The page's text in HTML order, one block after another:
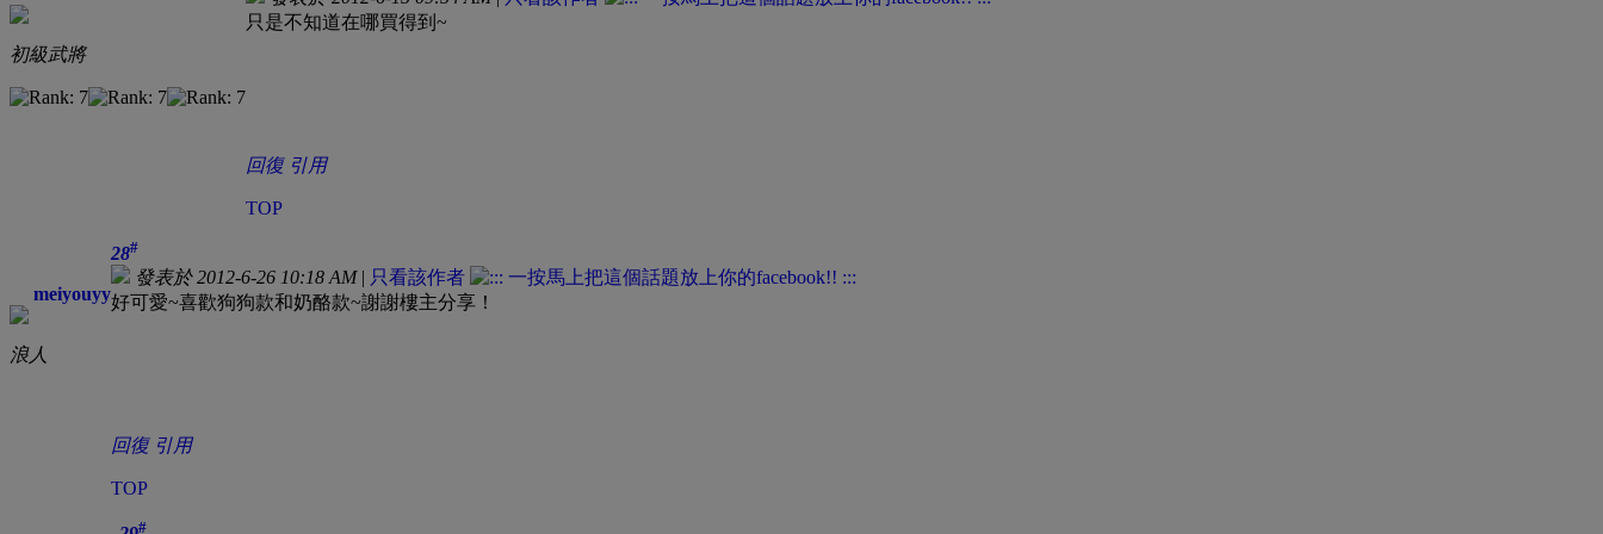
初級武將
只是不知道在哪買得到~
回復 引用
TOP
meiyouyy
浪人
28#
發表於 2012-6-26 10:18 AM| 只看該作者
好可愛~喜歡狗狗款和奶酪款~謝謝樓主分享！
回復 引用
TOP
#